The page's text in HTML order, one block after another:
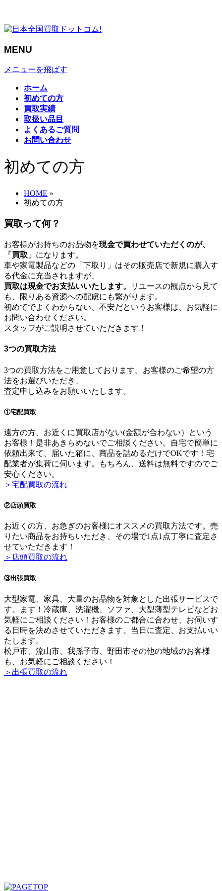
MENU
メニューを飛ばす
ホーム
初めての方
買取実績
取扱い品目
よくあるご質問
お問い合わせ
初めての方
HOME »
初めての方
買取って何？
お客様がお持ちのお品物を現金で買わせていただくのが、
「買取」 になります。
車や家電製品などの「下取り」はその販売店で新規に購入す
る代金に充当されますが、
買取は現金でお支払いいたします。
リユースの観点から見て
も、限りある資源への配慮にも繋がります。
初めてでよくわからない、不安だというお客様は、お気軽に
お問い合わせください。
スタッフがご説明させていただきます！
3つの買取方法
3つの買取方法をご用意しております。お客様のご希望の方
法をお選びいただき、
査定申し込みをお願いいたします。
①宅配買取
遠方の方、お近くに買取店がない(金額が合わない）という
お客様！是非あきらめないでご相談ください。自宅で簡単に
依頼出来て、届いた箱に、商品を詰めるだけでOKです！宅
配業者が集荷に伺います。もちろん、送料は無料ですのでご
安心ください。
＞宅配買取の流れ
②店頭買取
お近くの方、お急ぎのお客様にオススメの買取方法です。売
りたい商品をお持ちいただき、その場で1点1点丁寧に査定さ
せていただきます！
＞店頭買取の流れ
③出張買取
大型家電、家具、大量のお品物を対象とした出張サービスで
す。ます！冷蔵庫、洗濯機、ソファ、大型薄型テレビなどお
気軽にご相談ください！お客様のご都合に合わせ、お伺いす
る日時を決めさせていただきます。当日に査定、お支払いい
たします。
松戸市、流山市、我孫子市、野田市その他の地域のお客様
も、お気軽にご相談ください！
＞出張買取の流れ